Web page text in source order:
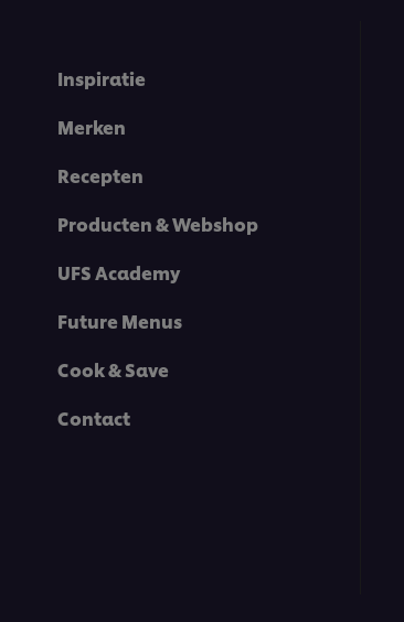
Inspiratie
Merken
Recepten
Producten & Webshop
UFS Academy
Future Menus
Cook & Save
Contact